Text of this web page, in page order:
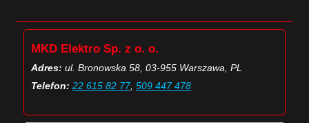
MKD Elektro Sp. z o. o.
Adres: ul. Bronowska 58, 03-955 Warszawa, PL
Telefon: 22 615 82 77, 509 447 478